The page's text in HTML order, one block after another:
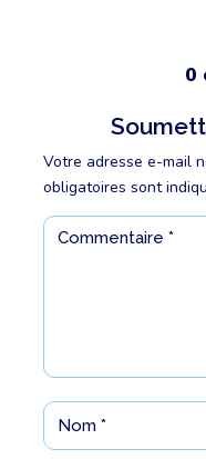
0
Votre adresse e-mail
obligatoires sont